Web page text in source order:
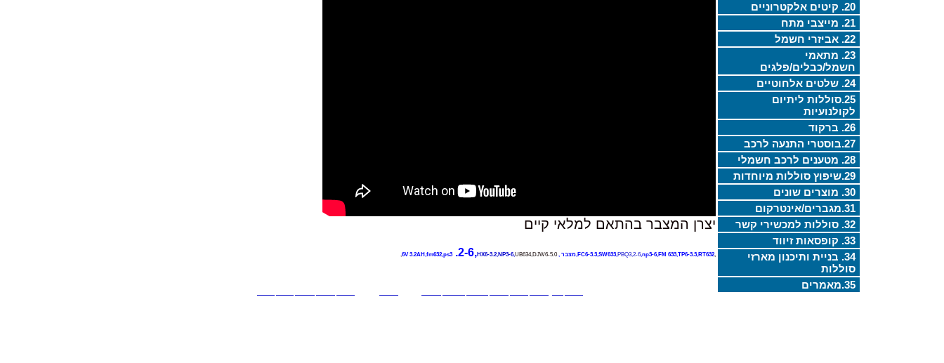
20. קיטים אלקטרוניים
21. מייצבי מתח
22. אביזרי חשמל
23. מתאמי
חשמל/כבלים/פלגים
24. שלטים אלחוטיים
25.סוללות ליתיום
לקולנועיות
26. ברקוד
27.בוסטרי התנעה לרכב
28. מטענים לרכב חשמלי
29.שיפוץ סוללות מיוחדות
30. מוצרים שונים
31.מגברים/אינטרקום
32. סוללות למכשירי קשר
33. קופסאות זיווד
34. בניית ותיכנון מארזי
סוללות
35.מאמרים
יצרן המצבר בהתאם למלאי קיים
,
FC6-3.3,SW633,PBQ3,2-6,np3-6,FM 633,TP6-3.3,RT632, מצבר , 6V 3.2AH,fm632,ps3 .2-6,HX6-3.2,NP3-6,UB634,DJW6-5.0,